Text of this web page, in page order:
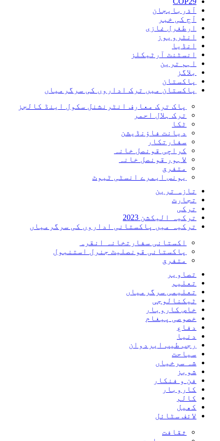
آذربایجان
آج کی خبر
ارطغرل غازی
انٹرویوز
انڈیا
انسٹنٹ آرٹیکلز
اہم ترین
بلاگز
پاکستان
پاکستان میں ترک اداروں کی سرگرمیاں
پاک ترک معارف انٹرنشنل سکول اینڈ کالجز
ترک ہلال احمر
ٹکا
دیانت فاؤنڈیشن
سفارتکار
کراچی قونصل خانہ
لاہور قونصل خانہ
متفرق
یونس ایمرے انسٹی ٹیوٹ
تازہ ترین
تجارت
ترکی
ترکیہ الیکشن 2023
ترکیہ میں پاکستانی اداروں کی سرگرمیاں
اکستانی سفارتخانہ انقرہ
پاکستانی قونصلیٹ جنرل استنبول
متفرق
تصاویر
تعلیم
تعلیمی سرگرمیاں
ٹیکنالوجی
خاص کاروبار
خصوصی پیغام
دفاع
دنیا
رجب طیب ایردوان
سیاحت
شہ سرخیاں
شوبز
فن و فنکار
کاروبار
کالم
کھیل
لائف سٹائل
ثقافت